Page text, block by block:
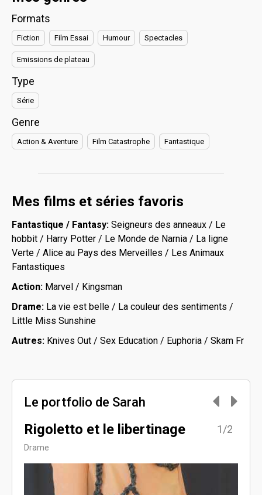
Formats
Fiction Film Essai Humour Spectacles
Emissions de plateau
Type
Série
Genre
Action & Aventure Film Catastrophe Fantastique
Mes films et séries favoris
Fantastique / Fantasy: Seigneurs des anneaux / Le
hobbit / Harry Potter / Le Monde de Narnia / La ligne
Verte / Alice au Pays des Merveilles / Les Animaux
Fantastiques
Action: Marvel / Kingsman
Drame: La vie est belle / La couleur des sentiments /
Little Miss Sunshine
Autres: Knives Out / Sex Education / Euphoria / Skam Fr
Le portfolio de Sarah
Rigoletto et le libertinage
Drame
1/2